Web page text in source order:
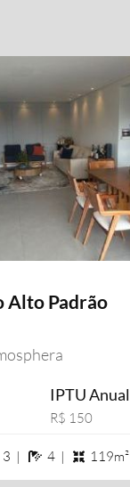
Alto Padrão
IPTU Anual
R$ 150
suítes
3 | 4 banheiros
4 | 119m²